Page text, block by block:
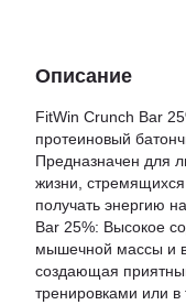
Описание
FitWin Crunch Bar
протеиновый
Предназначен для
жизни,
получать энергию
Bar 25%: Высокое
мышечной массы и
создающая
тренировками или